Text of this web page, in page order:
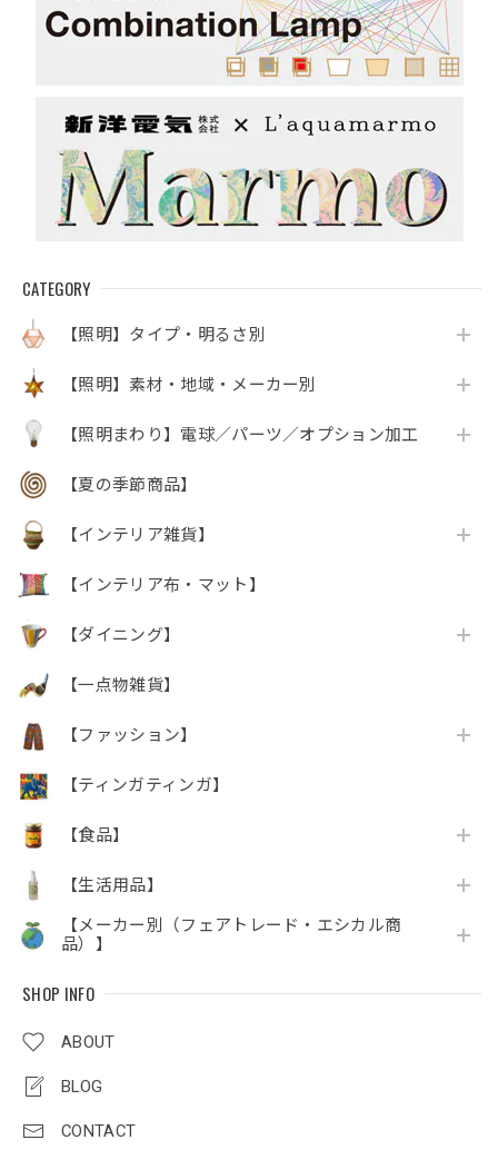
CATEGORY
【照明】タイプ・明るさ別
【照明】素材・地域・メーカー別
【照明まわり】電球／パーツ／オプション加工
【夏の季節商品】
【インテリア雑貨】
【インテリア布・マット】
【ダイニング】
【一点物雑貨】
【ファッション】
【ティンガティンガ】
【食品】
【生活用品】
【メーカー別（フェアトレード・エシカル商
品）】
SHOP INFO
ABOUT
BLOG
CONTACT